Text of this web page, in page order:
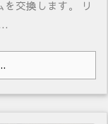
交換します。 リ